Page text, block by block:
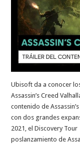
Ubisoft da a conocer
Assassin’s Creed
contenido de
con dos grandes
2021, el Discovery
poslanzamiento de